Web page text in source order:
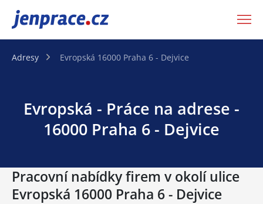
JenPráce.cz
Adresy Evropská 16000 Praha 6 - Dejvice
Evropská - Práce na adrese -
16000 Praha 6 - Dejvice
Pracovní nabídky firem v okolí ulice
Evropská 16000 Praha 6 - Dejvice